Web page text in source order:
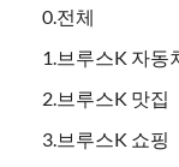
0.전체
1.브루스K 자동
2.브루스K 맛집
3.브루스K 쇼핑